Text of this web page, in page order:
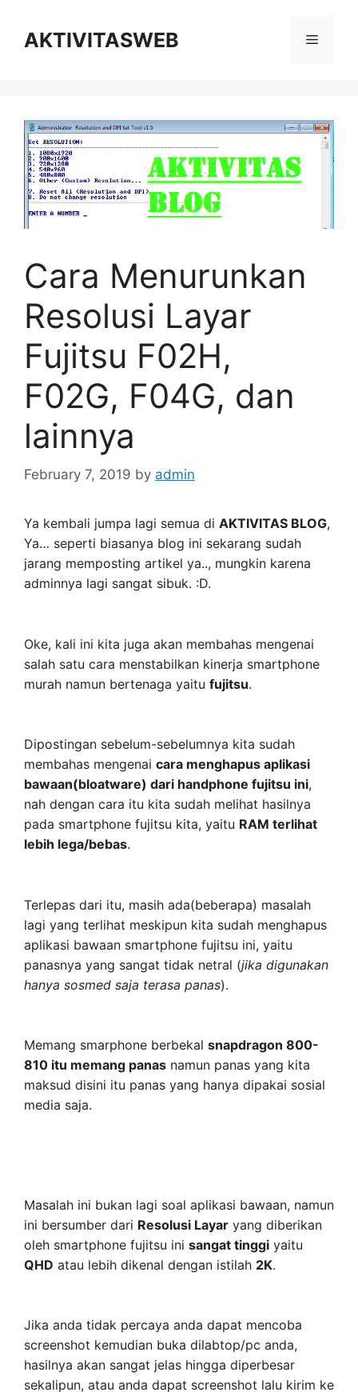
contentAKTIVITASWEB Menu
Cara Menurunkan
Resolusi Layar
Fujitsu F02H,
F02G, F04G, dan
lainnya
February 7, 2019 by admin
Ya kembali jumpa lagi semua di AKTIVITAS BLOG,
Ya… seperti biasanya blog ini sekarang sudah
jarang memposting artikel ya.., mungkin karena
adminnya lagi sangat sibuk. :D.
Oke, kali ini kita juga akan membahas mengenai
salah satu cara menstabilkan kinerja smartphone
murah namun bertenaga yaitu fujitsu.
Dipostingan sebelum-sebelumnya kita sudah
membahas mengenai cara menghapus aplikasi
bawaan(bloatware) dari handphone fujitsu ini,
nah dengan cara itu kita sudah melihat hasilnya
pada smartphone fujitsu kita, yaitu RAM terlihat
lebih lega/bebas.
Terlepas dari itu, masih ada(beberapa) masalah
lagi yang terlihat meskipun kita sudah menghapus
aplikasi bawaan smartphone fujitsu ini, yaitu
panasnya yang sangat tidak netral (jika digunakan
hanya sosmed saja terasa panas).
Memang smarphone berbekal snapdragon 800-
810 itu memang panas namun panas yang kita
maksud disini itu panas yang hanya dipakai sosial
media saja.
Masalah ini bukan lagi soal aplikasi bawaan, namun
ini bersumber dari Resolusi Layar yang diberikan
oleh smartphone fujitsu ini sangat tinggi yaitu
QHD atau lebih dikenal dengan istilah 2K.
Jika anda tidak percaya anda dapat mencoba
screenshot kemudian buka dilabtop/pc anda,
hasilnya akan sangat jelas hingga diperbesar
sekalipun, atau anda dapat screenshot lalu kirim ke